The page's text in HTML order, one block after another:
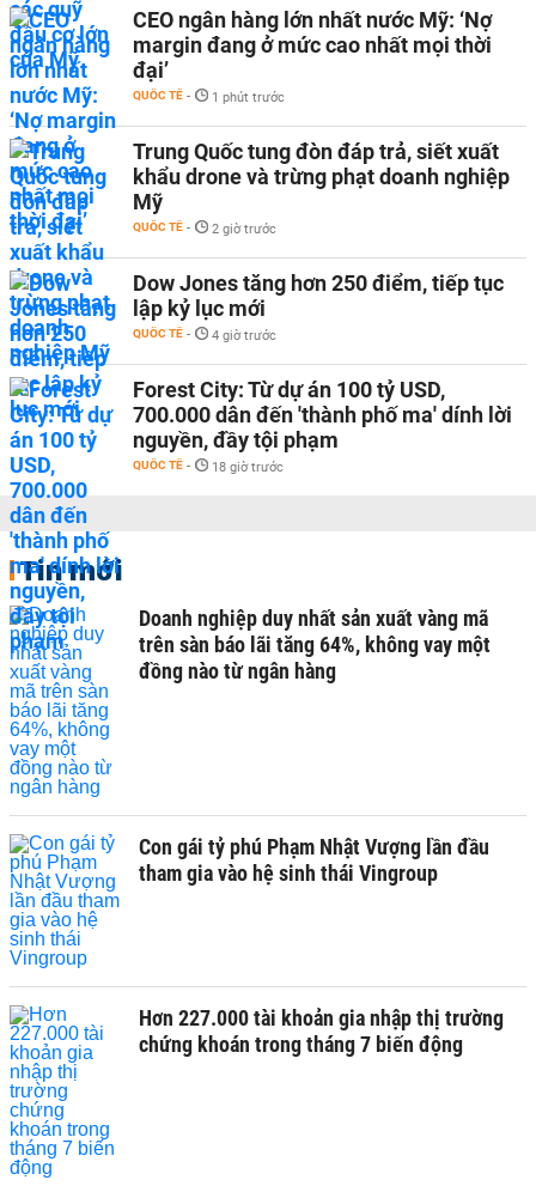
CEO ngân hàng lớn nhất nước Mỹ: ‘Nợ
margin đang ở mức cao nhất mọi thời
đại’
QUỐC TẾ - 1 phút trước
Trung Quốc tung đòn đáp trả, siết xuất
khẩu drone và trừng phạt doanh nghiệp
Mỹ
QUỐC TẾ - 2 giờ trước
Dow Jones tăng hơn 250 điểm, tiếp tục
lập kỷ lục mới
QUỐC TẾ - 4 giờ trước
Forest City: Từ dự án 100 tỷ USD,
700.000 dân đến 'thành phố ma' dính lời
nguyền, đầy tội phạm
QUỐC TẾ - 18 giờ trước
Tin mới
Doanh nghiệp duy nhất sản xuất vàng mã
trên sàn báo lãi tăng 64%, không vay một
đồng nào từ ngân hàng
Con gái tỷ phú Phạm Nhật Vượng lần đầu
tham gia vào hệ sinh thái Vingroup
Hơn 227.000 tài khoản gia nhập thị trường
chứng khoán trong tháng 7 biến động